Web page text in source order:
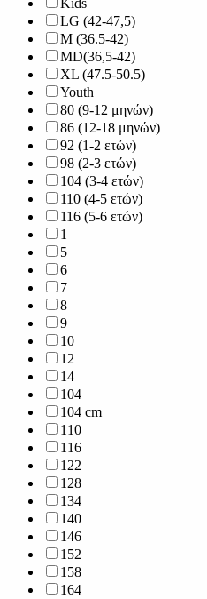
Kids
LG (42-47,5)
M (36.5-42)
MD(36,5-42)
XL (47.5-50.5)
Youth
80 (9-12 μηνών)
86 (12-18 μηνών)
92 (1-2 ετών)
98 (2-3 ετών)
104 (3-4 ετών)
110 (4-5 ετών)
116 (5-6 ετών)
1
5
6
7
8
9
10
12
14
104
104 cm
110
116
122
128
134
140
146
152
158
164